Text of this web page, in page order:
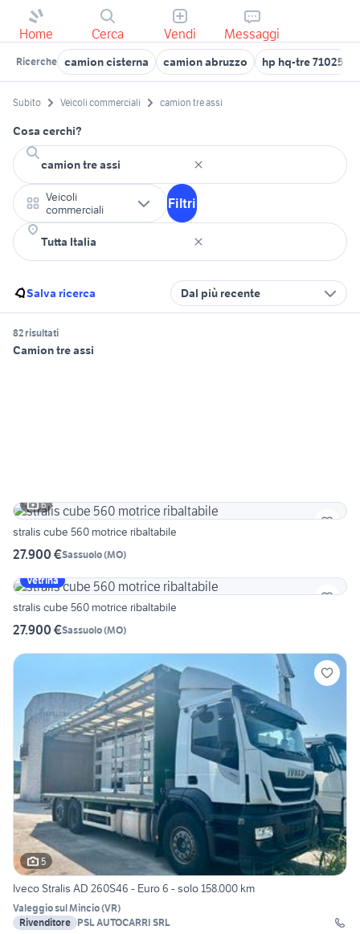
Home Cerca Vendi Messaggi
Ricerche camion cisterna camion abruzzo hp hq-tre 71025
Subito Veicoli commerciali camion tre assi
Cosa cerchi?
Veicoli
commerciali
Filtri
Salva ricerca Dal più recente
82 risultati
Camion tre assi
6
stralis cube 560 motrice ribaltabile
27.900 €Sassuolo(MO)
Vetrina
stralis cube 560 motrice ribaltabile
27.900 €Sassuolo(MO)
5
Iveco Stralis AD 260S46 - Euro 6 - solo 158.000 km
Valeggio sul Mincio(VR)
Rivenditore PSL AUTOCARRI SRL